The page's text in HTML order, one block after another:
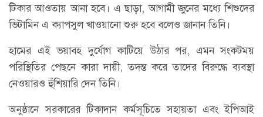
টিকার আওতায় আনা হবে। এ ছাড়া, আগামী জুনের মধ্যে শিশুদের
ভিটামিন এ ক্যাপসুল খাওয়ানো শুরু হবে বলেও জানান তিনি।
হামের এই ভয়াবহ দুর্যোগ কাটিয়ে উঠার পর, এমন সংকটময়
পরিস্থিতির পেছনে কারা দায়ী, তদন্ত করে তাদের বিরুদ্ধে ব্যবস্থা
নেওয়ারও হুঁশিয়ারি দেন তিনি।
অনুষ্ঠানে সরকারের টিকাদান কর্মসূচিতে সহায়তা এবং ইপিআই